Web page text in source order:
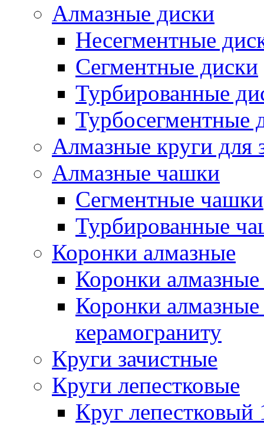
Алмазные диски
Несегментные
Сегментные диски
Турбированные
Турбосегментные
Алмазные круги для
Алмазные чашки
Сегментные чашки
Турбированные
Коронки алмазные
Коронки
Коронки
керамограниту
Круги зачистные
Круги лепестковые
Круг